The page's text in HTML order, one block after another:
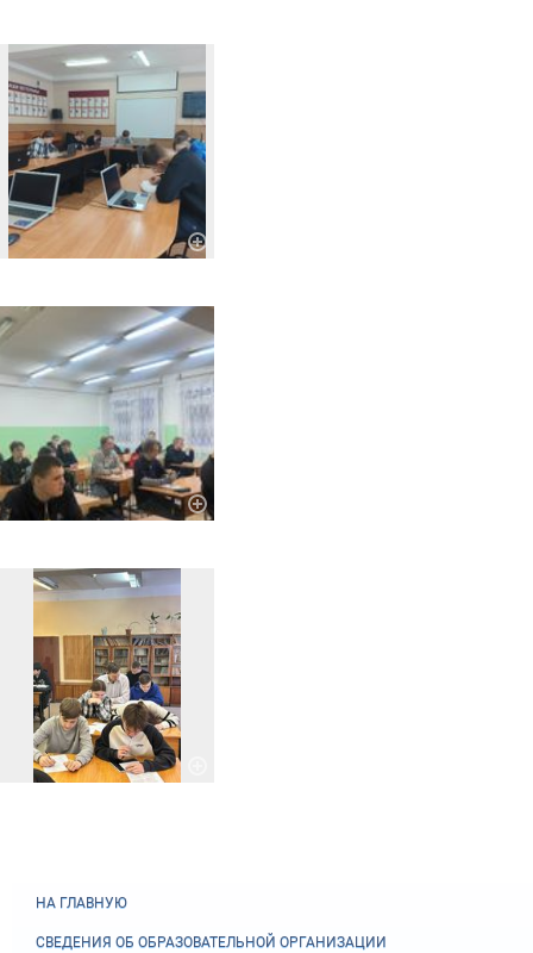
НА ГЛАВНУЮ
СВЕДЕНИЯ ОБ ОБРАЗОВАТЕЛЬНОЙ ОРГАНИЗАЦИИ